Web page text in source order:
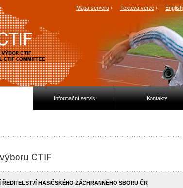
Mapa serveru Textová verze English
Informační servis Kontakty
CTIF
HASIČSKÉHO ZÁCHRANNÉHO SBORU ČR